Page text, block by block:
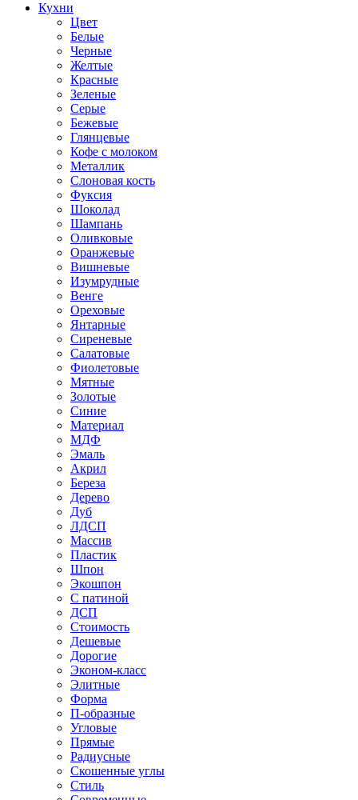
Кухни
Цвет
Белые
Черные
Желтые
Красные
Зеленые
Серые
Бежевые
Глянцевые
Кофе с молоком
Металлик
Слоновая кость
Фуксия
Шоколад
Шампань
Оливковые
Оранжевые
Вишневые
Изумрудные
Венге
Ореховые
Янтарные
Сиреневые
Салатовые
Фиолетовые
Мятные
Золотые
Синие
Материал
МДФ
Эмаль
Акрил
Береза
Дерево
Дуб
ЛДСП
Массив
Пластик
Шпон
Экошпон
С патиной
ДСП
Стоимость
Дешевые
Дорогие
Эконом-класс
Элитные
Форма
П-образные
Угловые
Прямые
Радиусные
Скошенные углы
Стиль